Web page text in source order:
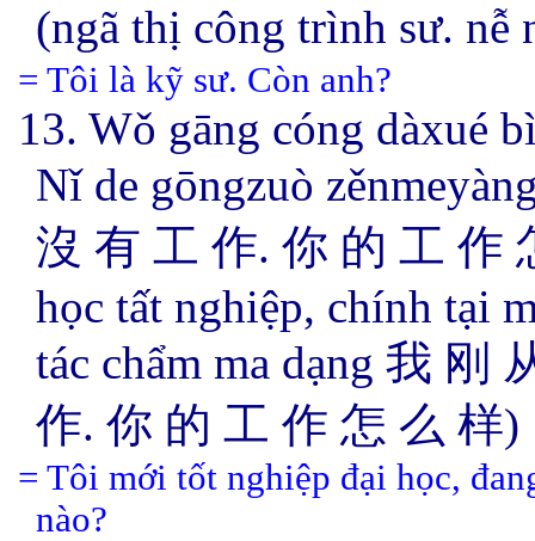
(ngã thị công trình sư.
= Tôi là kỹ sư. Còn anh?
13. Wǒ gāng cóng dàxué
Nǐ de gōngzuò
沒 有 工 作. 你 的 工 作
học tất nghiệp, chính tại
tác chẩm ma dạng 我 刚
作. 你 的 工 作 怎 么 样)
= Tôi mới tốt nghiệp đại học,
nào?